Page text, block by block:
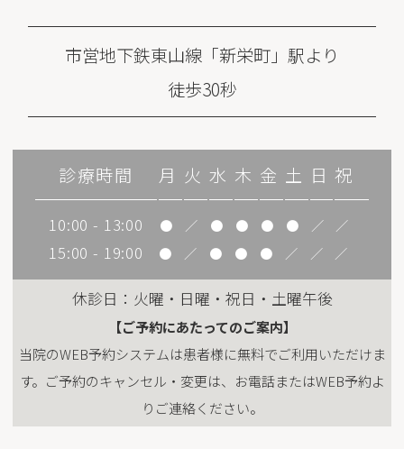
市営地下鉄東山線「新栄町」駅より
徒歩30秒
診療時間 月 火 水 木 金 土 日 祝
10:00 - 13:00 ● ／ ● ● ● ● ／ ／
15:00 - 19:00 ● ／ ● ● ● ／ ／ ／
休診日：火曜・日曜・祝日・土曜午後
【ご予約にあたってのご案内】
当院のWEB予約システムは患者様に無料でご利用いただけま
す。ご予約のキャンセル・変更は、お電話またはWEB予約よ
りご連絡ください。